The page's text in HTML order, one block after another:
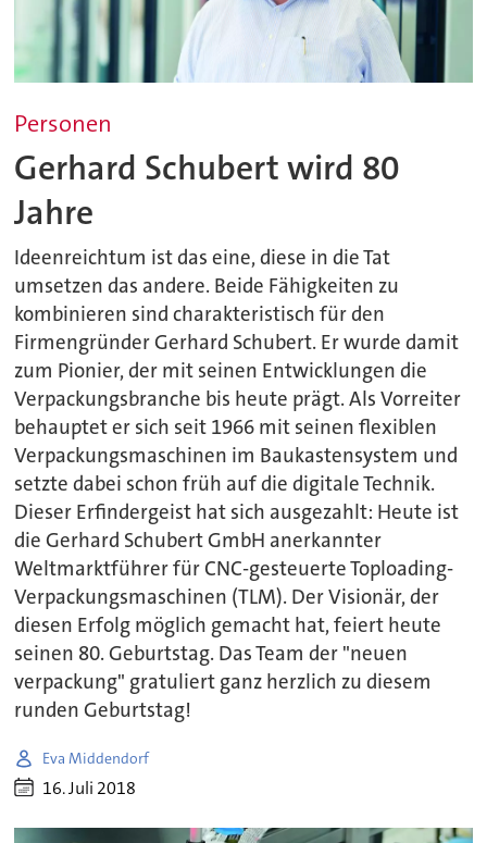
Personen
Gerhard Schubert wird 80
Jahre
Ideenreichtum ist das eine, diese in die Tat
umsetzen das andere. Beide Fähigkeiten zu
kombinieren sind charakteristisch für den
Firmengründer Gerhard Schubert. Er wurde damit
zum Pionier, der mit seinen Entwicklungen die
Verpackungsbranche bis heute prägt. Als Vorreiter
behauptet er sich seit 1966 mit seinen flexiblen
Verpackungsmaschinen im Baukastensystem und
setzte dabei schon früh auf die digitale Technik.
Dieser Erfindergeist hat sich ausgezahlt: Heute ist
die Gerhard Schubert GmbH anerkannter
Weltmarktführer für CNC-gesteuerte Toploading-
Verpackungsmaschinen (TLM). Der Visionär, der
diesen Erfolg möglich gemacht hat, feiert heute
seinen 80. Geburtstag. Das Team der "neuen
verpackung" gratuliert ganz herzlich zu diesem
runden Geburtstag!
Eva Middendorf
16. Juli 2018